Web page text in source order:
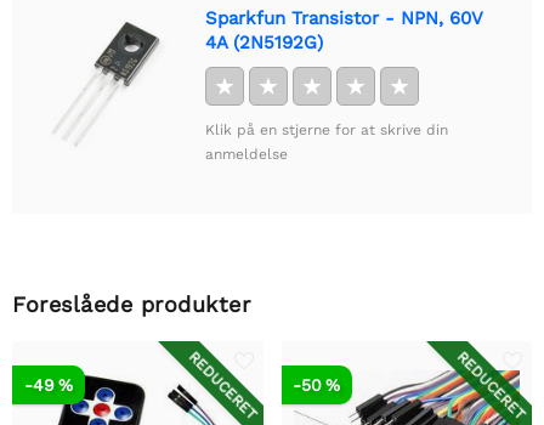
Sparkfun Transistor - NPN, 60V
4A (2N5192G)
★ ★ ★ ★ ★
Klik på en stjerne for at skrive din
anmeldelse
Foreslåede produkter
REDUCERET
-49 % REDUCERET
-50 %